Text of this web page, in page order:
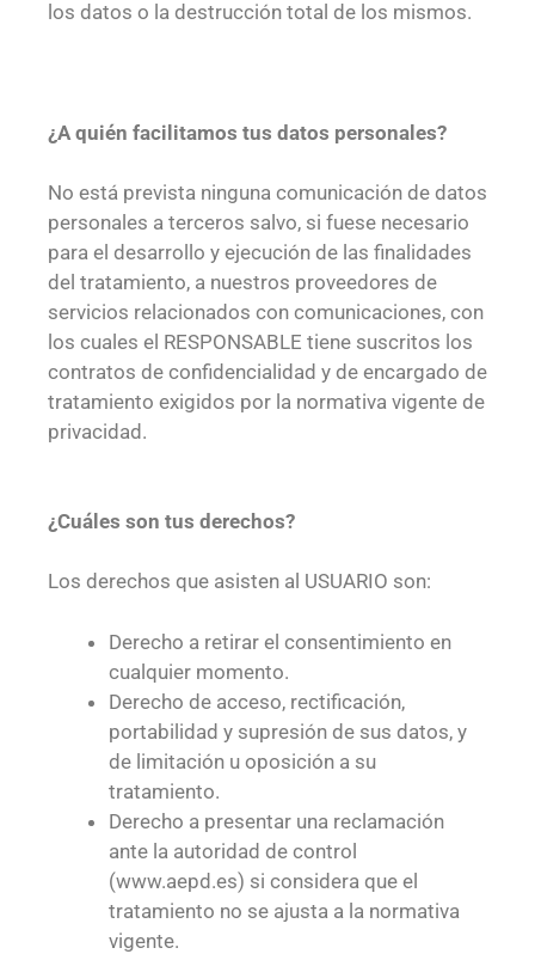
los datos o la destrucción total de los mismos.
¿A quién facilitamos tus datos personales?
No está prevista ninguna comunicación de datos
personales a terceros salvo, si fuese necesario
para el desarrollo y ejecución de las finalidades
del tratamiento, a nuestros proveedores de
servicios relacionados con comunicaciones, con
los cuales el RESPONSABLE tiene suscritos los
contratos de confidencialidad y de encargado de
tratamiento exigidos por la normativa vigente de
privacidad.
¿Cuáles son tus derechos?
Los derechos que asisten al USUARIO son:
Derecho a retirar el consentimiento en
cualquier momento.
Derecho de acceso, rectificación,
portabilidad y supresión de sus datos, y
de limitación u oposición a su
tratamiento.
Derecho a presentar una reclamación
ante la autoridad de control
(www.aepd.es) si considera que el
tratamiento no se ajusta a la normativa
vigente.